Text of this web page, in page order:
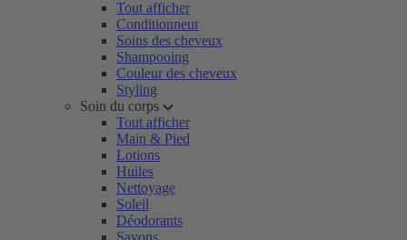
Tout afficher
Conditionneur
Soins des cheveux
Shampooing
Couleur des cheveux
Styling
Soin du corps
Tout afficher
Main & Pied
Lotions
Huiles
Nettoyage
Soleil
Déodorants
Savons